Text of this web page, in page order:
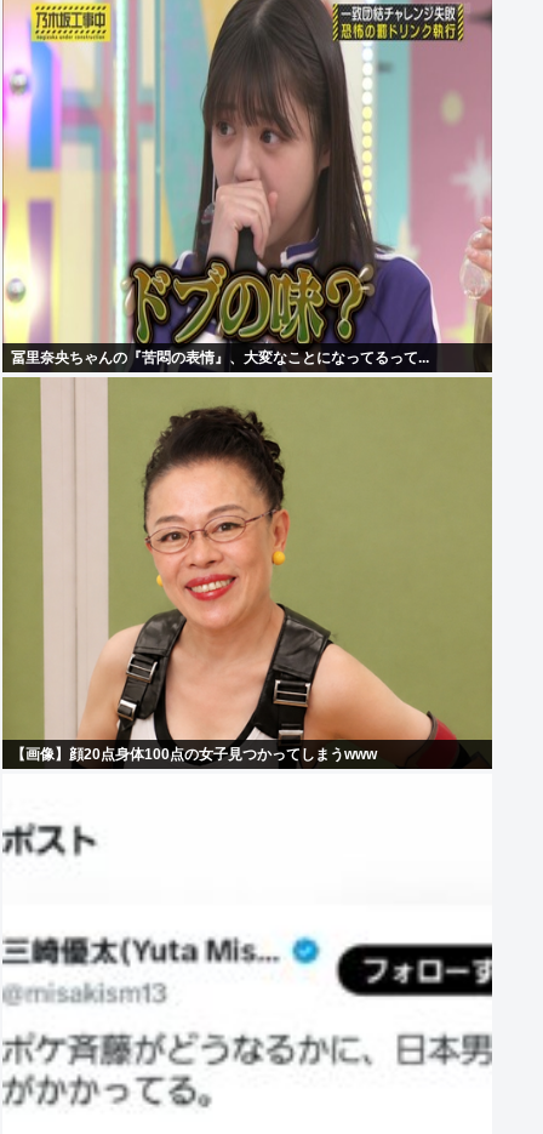
冨里奈央ちゃんの『苦悶の表情』、大変なことになってるって...
【画像】顔20点身体100点の女子見つかってしまうwww